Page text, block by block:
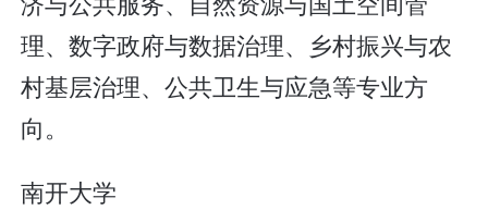
理、数字政府与数据治理、乡村振兴与农
村基层治理、公共卫生与应急等专业方
向。
南开大学